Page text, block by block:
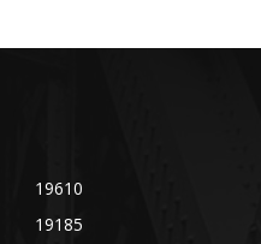
19610
19185